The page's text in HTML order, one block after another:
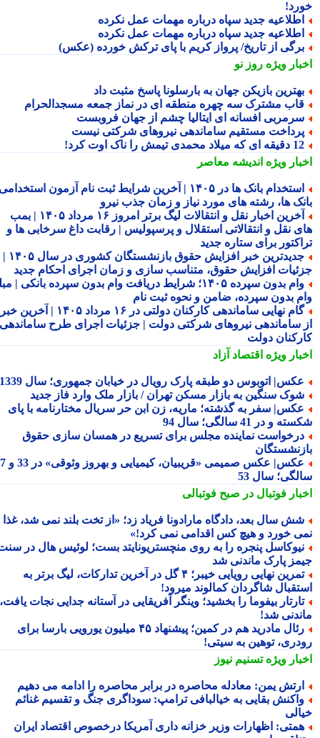
جدید سپاه درباره مهمات عمل نکرده
جدید سپاه درباره مهمات عمل نکرده
از تاریخ/ پرواز کریم با پای ترکش خورده (عکس)
ویژهروز نو
بازیکن جهان به بارسلونا پاسخ مثبت داد
مشترک سه چهره منطقه ای در نماز جمعه مسجدالحرام
افسانه ای ایتالیا چشم از جهان فروبست
مستقیم ساماندهی نیروهای شرکتی نیست
میلاد محمدی تیمش را ناک اوت کرد!
ویژهاندیشه معاصر
استخدام بانک ها در ۱۴۰۵ | آخرین شرایط ثبت نام آزمون استخدامی
ها، رشته های مورد نیاز و زمان جذب نیرو
آخرین اخبار نقل و انتقالات لیگ برتر امروز ۱۶ مرداد ۱۴۰۵ | بمب
نقل و انتقالاتی استقلال و پرسپولیس | رقابت داغ سرخابی ها و
برای ستاره جدید
جدیدترین خبر افزایش حقوق بازنشستگان کشوری در سال ۱۴۰۵ |
افزایش حقوق، متناسب سازی و زمان اجرای احکام جدید
وام بدون سپرده ۱۴۰۵؛ شرایط دریافت وام بدون سپرده بانکی | مبلغ
بدون سپرده، ضامن و نحوه ثبت نام
گام نهایی ساماندهی کارکنان دولتی در ۱۶ مرداد ۱۴۰۵ | آخرین خبر
ساماندهی نیروهای شرکتی دولت | جزئیات اجرای طرح ساماندهی
دولت
ویژهاقتصاد آزاد
اتوبوس دو طبقه پارک رویال در خیابان جمهوری؛ سال 1339
سنگین به بازار مسکن تهران / بازار ملک وارد فاز جدید
سفر به گذشته؛ ماریه، زن ابن حر سریال مختارنامه با پای
و در 41 سالگی؛ سال 94
نماینده مجلس برای تسریع در همسان سازی حقوق
عکس| عکس صمیمی «قریبیان، کیمیایی و بهروز وثوقی» در 33 و 37
سال 53
فوتبال در صبح فوتبالی
سال بعد، دادگاه مارادونا فریاد زد؛ «از تخت بلند نمی شد، غذا
خورد و هیچ کس اقدامی نمی کرد!»
پنجره را به روی منچستریونایتد بست؛ لوئیس هال در سنت
پارک ماندنی شد
تمرین نهایی رویایی خیبر؛ ۴ گل در آخرین تدارکات، لیگ برتر به
شاگردان کمالوند میرود!
بیفوما را بخشید؛ وینگر آفریقایی در آستانه جدایی نجات یافت،
شد!
رئال مادرید هم در کمین؛ پیشنهاد ۴۵ میلیون یورویی بارسا برای
توهین به سیتی!
ویژهتسنیم نیوز
یمن: معادله محاصره در برابر محاصره را ادامه می دهیم
بقایی به خیالبافی ترامپ: سوداگری جنگ و تقسیم غنائم
اظهارات وزیر خزانه داری آمریکا درخصوص اقتصاد ایران